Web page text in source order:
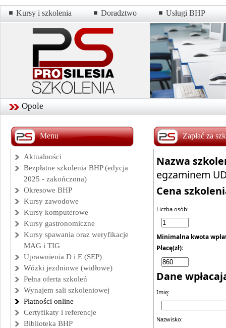
Kursy i szkolenia Doradztwo Usługi BHP
Opole
Zapłać za
Nazwa
egzaminem
Cena
Liczba osób:
Minimalna kwota
Płacę(zł):
Dane
Imię:
Nazwisko:
Menu
Aktualności
Bezpłatne szkolenia BHP (edycja
2025 - zakończona)
Okresowe BHP
Kursy zawodowe
Kursy komputerowe
Kursy gastronomiczne
Kursy spawania oraz weryfikacje
MAG i TIG
Uprawnienia D i E (SEP)
Wózki jezdniowe (widłowe)
Pełna oferta szkoleń
Wynajem sali szkoleniowej
Płatności online
Certyfikaty i referencje
Biblioteka BHP